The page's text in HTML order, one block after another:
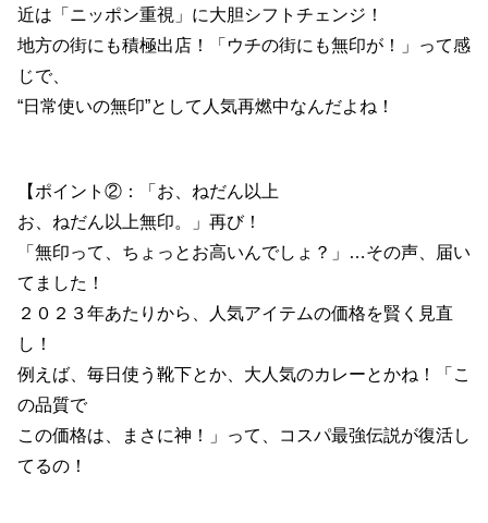
近は「ニッポン重視」に大胆シフトチェンジ！
地方の街にも積極出店！「ウチの街にも無印が！」って感
じで、
“日常使いの無印”として人気再燃中なんだよね！
【ポイント②：「お、ねだん以上
お、ねだん以上無印。」再び！
「無印って、ちょっとお高いんでしょ？」…その声、届い
てました！
２０２３年あたりから、人気アイテムの価格を賢く見直
し！
例えば、毎日使う靴下とか、大人気のカレーとかね！「こ
の品質で
この価格は、まさに神！」って、コスパ最強伝説が復活し
てるの！